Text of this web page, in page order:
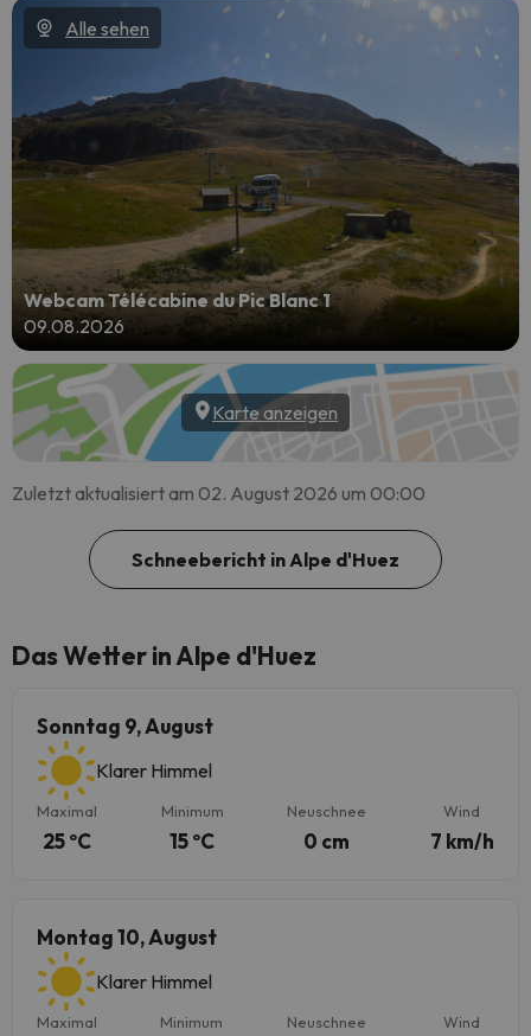
Alle sehen
Webcam Télécabine du Pic Blanc 1
09.08.2026
Karte anzeigen
Zuletzt aktualisiert am 02. August 2026 um 00:00
Schneebericht in Alpe d'Huez
Das Wetter in Alpe d'Huez
Sonntag 9, August
Klarer Himmel
Maximal
25 ºC
Minimum
15 ºC
Neuschnee
0 cm
Wind
7 km/h
Montag 10, August
Klarer Himmel
Maximal Minimum Neuschnee Wind